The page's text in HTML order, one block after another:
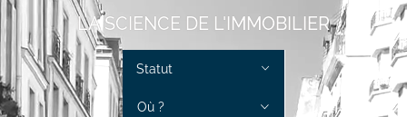
LA SCIENCE DE L'IMMOBILIER
Statut
Où ?